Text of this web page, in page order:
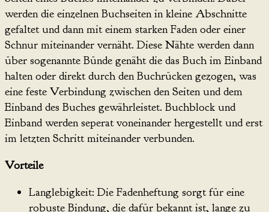
werden die einzelnen Buchseiten in kleine Abschnitte
gefaltet und dann mit einem starken Faden oder einer
Schnur miteinander vernäht. Diese Nähte werden dann
über sogenannte Bünde genäht die das Buch im Einband
halten oder direkt durch den Buchrücken gezogen, was
eine feste Verbindung zwischen den Seiten und dem
Einband des Buches gewährleistet. Buchblock und
Einband werden seperat voneinander hergestellt und erst
im letzten Schritt miteinander verbunden.
Vorteile
Langlebigkeit: Die Fadenheftung sorgt für eine
robuste Bindung, die dafür bekannt ist, lange zu